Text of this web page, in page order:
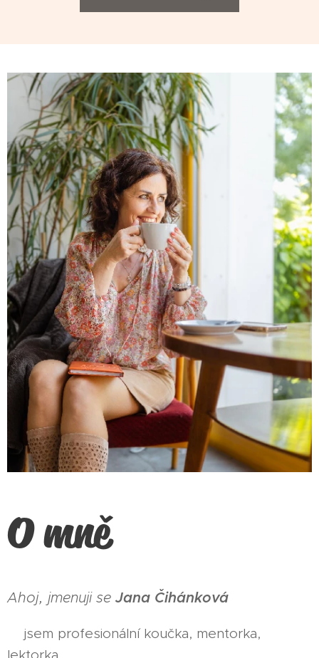
O mně
Ahoj, jmenuji se Jana Čihánková
🎗jsem profesionální koučka, mentorka,